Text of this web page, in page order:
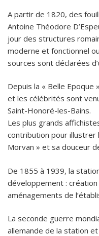
A partir de 1820, des
Antoine Théodore
jour des structures
moderne et fonctionnel
sources sont déclarées
Depuis la « Belle Epoque
et les célébrités sont
Saint-Honoré-les-Bains.
Les plus grands
contribution pour illustrer
Morvan » et sa douceur
De 1855 à 1939, la
développement :
aménagements de
La seconde guerre
allemande de la station